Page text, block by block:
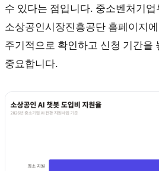
수 있다는 점입니다. 중소벤처기업
소상공인시장진흥공단 홈페이지
주기적으로 확인하고 신청 기간을
중요합니다.